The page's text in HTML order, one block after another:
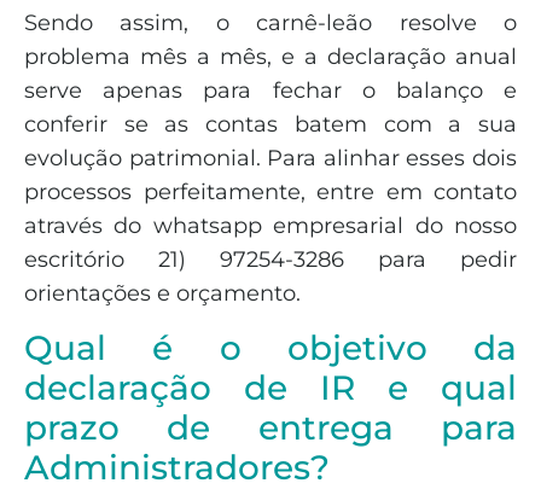
Sendo assim, o carnê-leão resolve o
problema mês a mês, e a declaração anual
serve apenas para fechar o balanço e
conferir se as contas batem com a sua
evolução patrimonial. Para alinhar esses dois
processos perfeitamente, entre em contato
através do whatsapp empresarial do nosso
escritório 21) 97254-3286 para pedir
orientações e orçamento.
Qual é o objetivo da
declaração de IR e qual
prazo de entrega para
Administradores?